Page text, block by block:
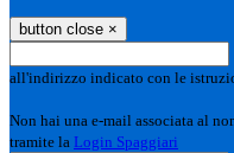
button close ×
all'indirizzo indicato con le
Non hai una e-mail associata al
tramite la Login Spaggiari